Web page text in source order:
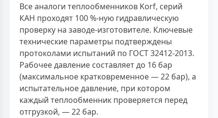
Все аналоги теплообменников Korf, серий
КАН проходят 100 %-ную гидравлическую
проверку на заводе-изготовителе. Ключевые
технические параметры подтверждены
протоколами испытаний по ГОСТ 32412-2013.
Рабочее давление составляет до 16 бар
(максимальное кратковременное — 22 бар), а
испытательное давление, при котором
каждый теплообменник проверяется перед
отгрузкой, — 22 бар.